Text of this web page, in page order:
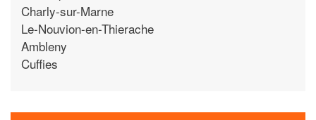
Charly-sur-Marne
Le-Nouvion-en-Thierache
Ambleny
Cuffies